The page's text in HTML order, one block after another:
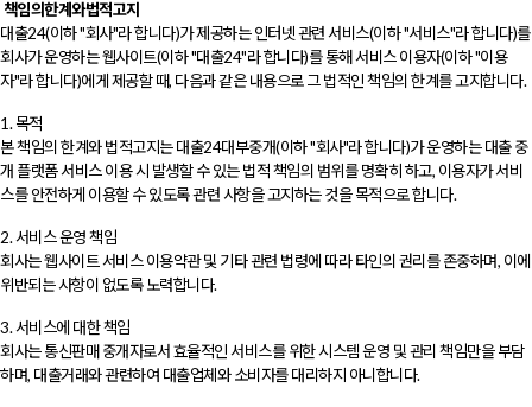
책임의한계와법적고지
대출24(이하 "회사"라 합니다)가 제공하는 인터넷 관련 서비스(이하 "서비스"라 합니다)를
회사가 운영하는 웹사이트(이하 "대출24"라 합니다)를 통해 서비스 이용자(이하 "이용
자"라 합니다)에게 제공할 때, 다음과 같은 내용으로 그 법적인 책임의 한계를 고지합니다.
1. 목적
본 책임의 한계와 법적고지는 대출24대부중개(이하 "회사"라 합니다)가 운영하는 대출 중
개 플랫폼 서비스 이용 시 발생할 수 있는 법적 책임의 범위를 명확히 하고, 이용자가 서비
스를 안전하게 이용할 수 있도록 관련 사항을 고지하는 것을 목적으로 합니다.
2. 서비스 운영 책임
회사는 웹사이트 서비스 이용약관 및 기타 관련 법령에 따라 타인의 권리를 존중하며, 이에
위반되는 사항이 없도록 노력합니다.
3. 서비스에 대한 책임
회사는 통신판매 중개자로서 효율적인 서비스를 위한 시스템 운영 및 관리 책임만을 부담
하며, 대출거래와 관련하여 대출업체와 소비자를 대리하지 아니합니다.